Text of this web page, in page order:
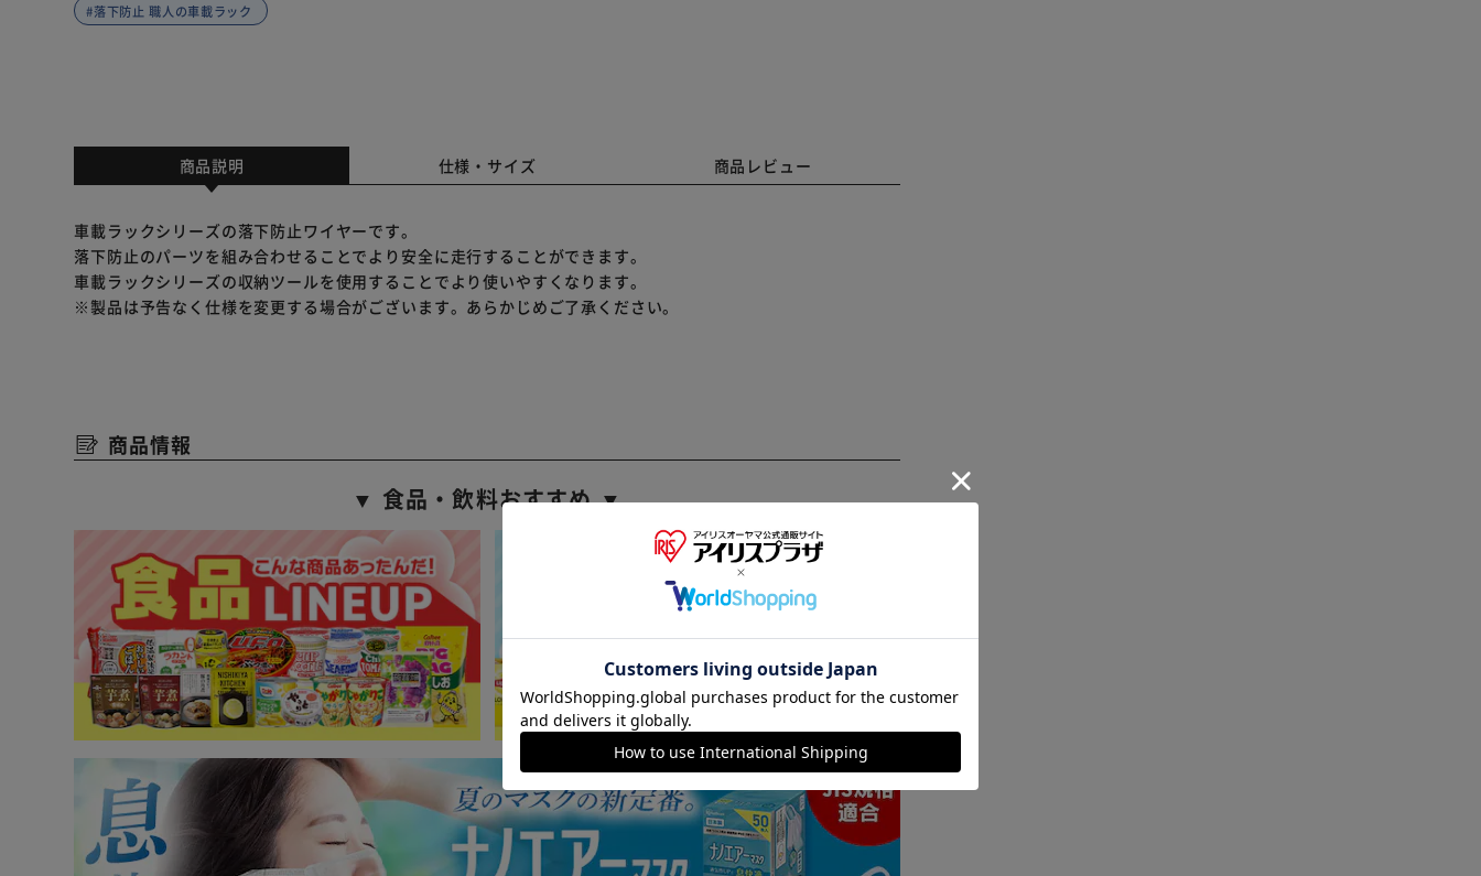
#落下防止 職人の車載ラック
商品説明 仕様・サイズ 商品レビュー
車載ラックシリーズの落下防止ワイヤーです。
落下防止のパーツを組み合わせることでより安全に走行することができます。
車載ラックシリーズの収納ツールを使用することでより使いやすくなります。
※製品は予告なく仕様を変更する場合がございます。あらかじめご了承ください。
商品情報
▼ 食品・飲料おすすめ ▼
※ご確認ください